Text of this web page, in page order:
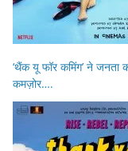
‘थैंक यू फॉर कमिंग’ ने जनता
कमज़ोर….